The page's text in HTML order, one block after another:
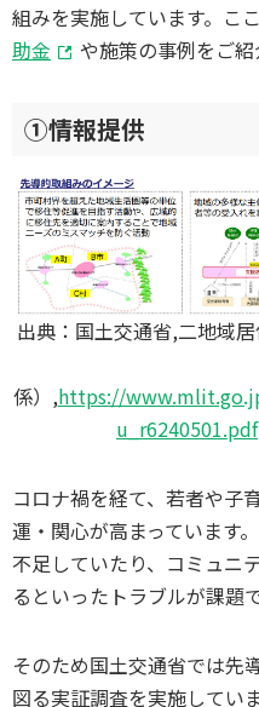
組みを実施しています。こ
助金
や施策の事例をご紹
①情報提供
出典：国土交通省,二地域
係）,https://
u_r6240501.pdf
コロナ禍を経て、若者や子
運・関心が高まっています
不足していたり、コミュニ
るといったトラブルが課題で
そのため国土交通省では先
図る実証調査を実施してい